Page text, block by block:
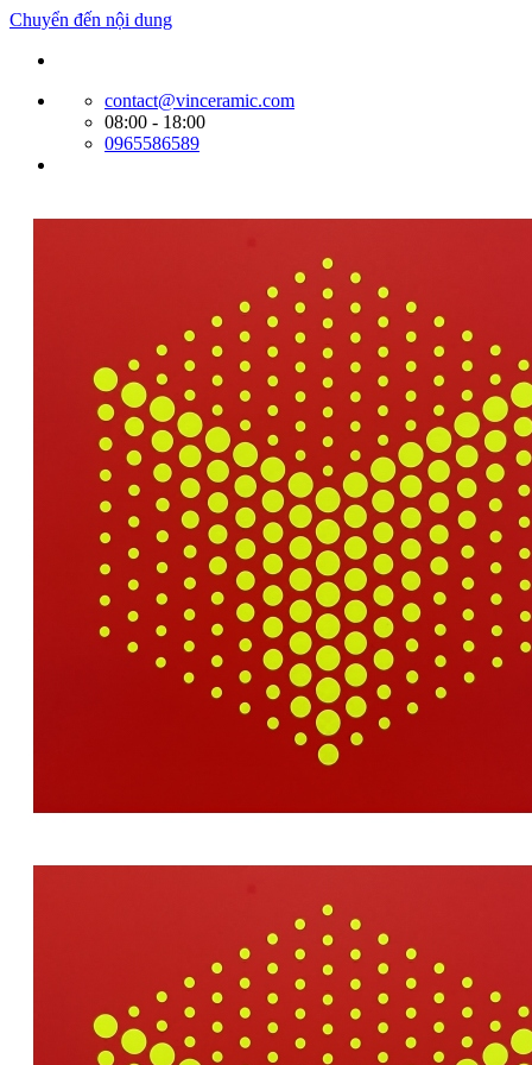
Chuyển đến nội dung
contact@vinceramic.com
08:00 - 18:00
0965586589